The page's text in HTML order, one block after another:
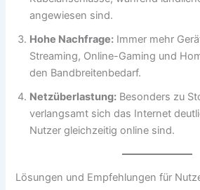
angewiesen sind.
Hohe Nachfrage: Immer mehr
Streaming, Online-Gaming und
den Bandbreitenbedarf.
Netzüberlastung: Besonders zu
verlangsamt sich das Internet
Nutzer gleichzeitig online sind.
Lösungen und Empfehlungen für